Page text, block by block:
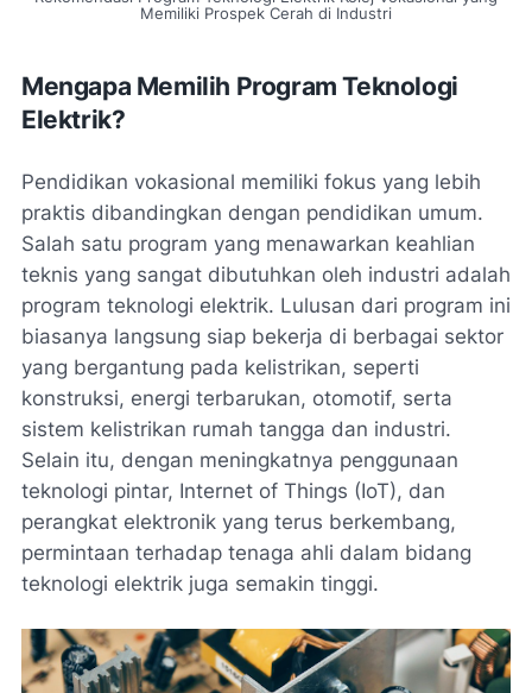
Memiliki Prospek Cerah di Industri
Mengapa Memilih Program Teknologi
Elektrik?
Pendidikan vokasional memiliki fokus yang lebih
praktis dibandingkan dengan pendidikan umum.
Salah satu program yang menawarkan keahlian
teknis yang sangat dibutuhkan oleh industri adalah
program teknologi elektrik. Lulusan dari program ini
biasanya langsung siap bekerja di berbagai sektor
yang bergantung pada kelistrikan, seperti
konstruksi, energi terbarukan, otomotif, serta
sistem kelistrikan rumah tangga dan industri.
Selain itu, dengan meningkatnya penggunaan
teknologi pintar, Internet of Things (IoT), dan
perangkat elektronik yang terus berkembang,
permintaan terhadap tenaga ahli dalam bidang
teknologi elektrik juga semakin tinggi.